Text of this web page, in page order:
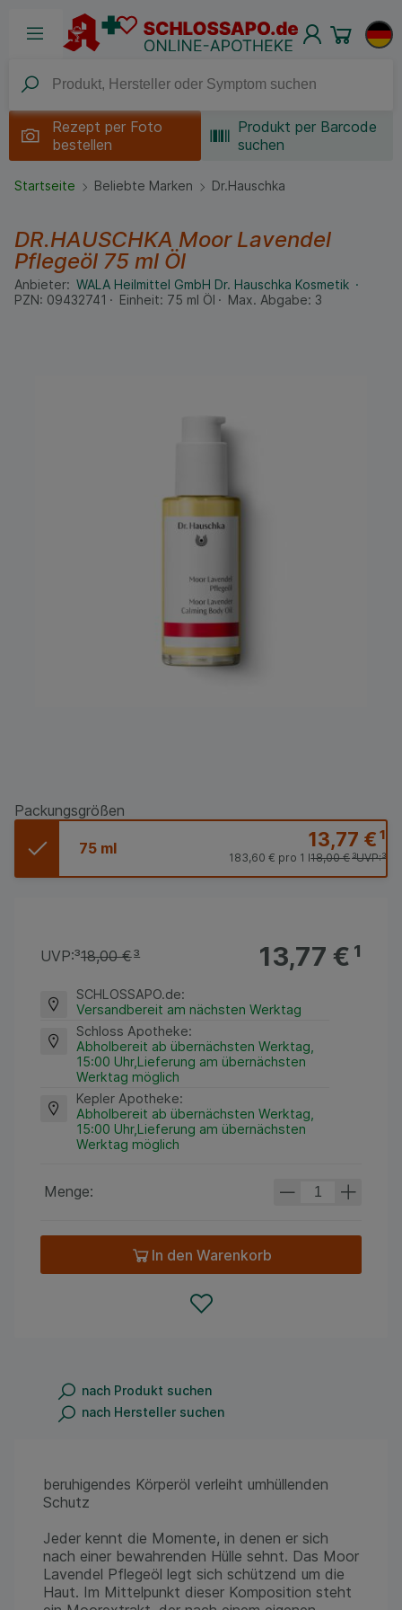
Rezept per Foto
bestellen
Produkt per Barcode
suchen
Startseite Beliebte Marken Dr.Hauschka
DR.HAUSCHKA Moor Lavendel
Pflegeöl 75 ml Öl
Anbieter: WALA Heilmittel GmbH Dr. Hauschka Kosmetik
PZN: 09432741 Einheit: 75 ml Öl Max. Abgabe: 3
Packungsgrößen
75 ml 13,77 €¹
UVP:³
18,00 €³
183,60 € pro 1 l
13,77 €¹
UVP:³18,00 €³
SCHLOSSAPO.de:
Versandbereit am nächsten Werktag
Schloss Apotheke:
Abholbereit ab übernächsten Werktag,
15:00 Uhr,Lieferung am übernächsten
Werktag möglich
Kepler Apotheke:
Abholbereit ab übernächsten Werktag,
15:00 Uhr,Lieferung am übernächsten
Werktag möglich
Menge:
In den Warenkorb
nach Produkt suchen
nach Hersteller suchen
beruhigendes Körperöl verleiht umhüllenden
Schutz
Jeder kennt die Momente, in denen er sich
nach einer bewahrenden Hülle sehnt. Das Moor
Lavendel Pflegeöl legt sich schützend um die
Haut. Im Mittelpunkt dieser Komposition steht